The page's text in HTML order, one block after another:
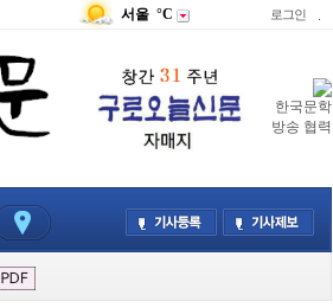
서울 °C 로그인
한국문학
방송 협력